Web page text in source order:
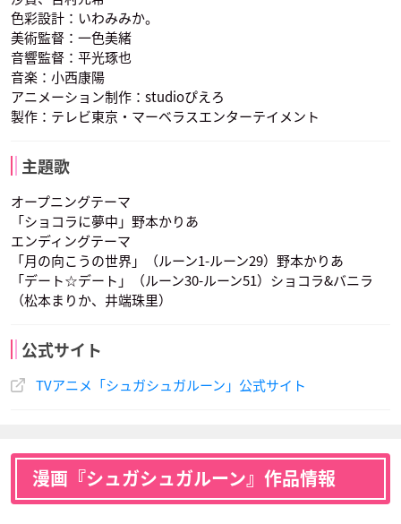
色彩設計：いわみみか。
美術監督：一色美緒
音響監督：平光琢也
音楽：小西康陽
アニメーション制作：studioぴえろ
製作：テレビ東京・マーベラスエンターテイメント
主題歌
オープニングテーマ
「ショコラに夢中」野本かりあ
エンディングテーマ
「月の向こうの世界」（ルーン1-ルーン29）野本かりあ
「デート☆デート」（ルーン30-ルーン51）ショコラ&バニラ
（松本まりか、井端珠里）
公式サイト
TVアニメ「シュガシュガルーン」公式サイト
漫画『シュガシュガルーン』作品情報